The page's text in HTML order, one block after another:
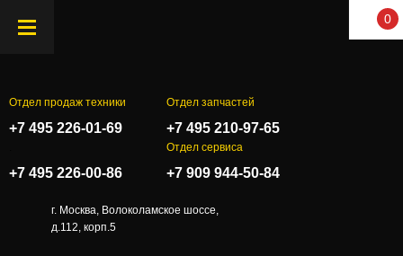
0
Отдел продаж техники
+7 495 226-01-69
Отдел запчастей
+7 495 210-97-65
+7 495 226-00-86
Отдел сервиса
+7 909 944-50-84
г. Москва, Волоколамское шоссе,
д.112, корп.5